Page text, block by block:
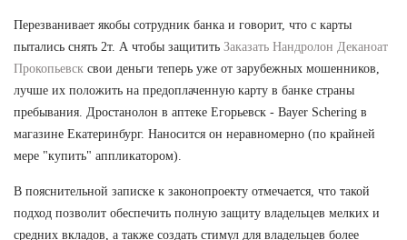
Перезванивает якобы сотрудник банка и говорит, что с карты
пытались снять 2т. А чтобы защитить Заказать Нандролон Деканоат
Прокопьевск свои деньги теперь уже от зарубежных мошенников,
лучше их положить на предоплаченную карту в банке страны
пребывания. Дростанолон в аптеке Егорьевск - Bayer Schering в
магазине Екатеринбург. Наносится он неравномерно (по крайней
мере "купить" аппликатором).
В пояснительной записке к законопроекту отмечается, что такой
подход позволит обеспечить полную защиту владельцев мелких и
средних вкладов, а также создать стимул для владельцев более